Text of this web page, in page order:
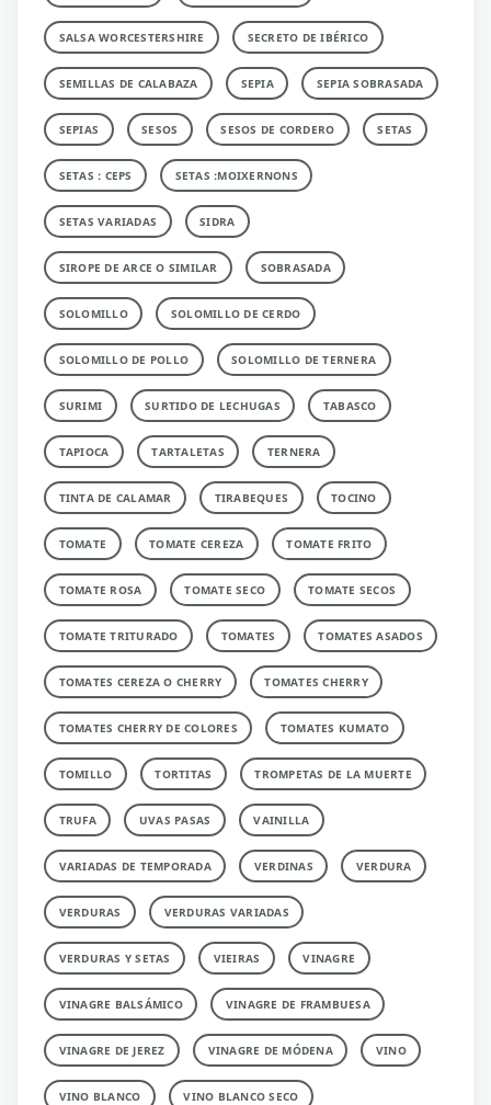
SALSA WORCESTERSHIRE SECRETO DE IBÉRICO
SEMILLAS DE CALABAZA SEPIA SEPIA SOBRASADA
SEPIAS SESOS SESOS DE CORDERO SETAS
SETAS : CEPS SETAS :MOIXERNONS
SETAS VARIADAS SIDRA
SIROPE DE ARCE O SIMILAR SOBRASADA
SOLOMILLO SOLOMILLO DE CERDO
SOLOMILLO DE POLLO SOLOMILLO DE TERNERA
SURIMI SURTIDO DE LECHUGAS TABASCO
TAPIOCA TARTALETAS TERNERA
TINTA DE CALAMAR TIRABEQUES TOCINO
TOMATE TOMATE CEREZA TOMATE FRITO
TOMATE ROSA TOMATE SECO TOMATE SECOS
TOMATE TRITURADO TOMATES TOMATES ASADOS
TOMATES CEREZA O CHERRY TOMATES CHERRY
TOMATES CHERRY DE COLORES TOMATES KUMATO
TOMILLO TORTITAS TROMPETAS DE LA MUERTE
TRUFA UVAS PASAS VAINILLA
VARIADAS DE TEMPORADA VERDINAS VERDURA
VERDURAS VERDURAS VARIADAS
VERDURAS Y SETAS VIEIRAS VINAGRE
VINAGRE BALSÁMICO VINAGRE DE FRAMBUESA
VINAGRE DE JEREZ VINAGRE DE MÓDENA VINO
VINO BLANCO VINO BLANCO SECO